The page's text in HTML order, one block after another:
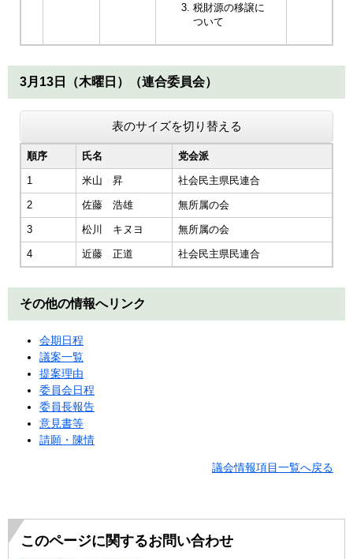
税財源の移譲に
ついて
3月13日（木曜日）（連合委員会）
表のサイズを切り替える
順序 氏名 党会派
1 米山 昇 社会民主県民連合
2 佐藤 浩雄 無所属の会
3 松川 キヌヨ 無所属の会
4 近藤 正道 社会民主県民連合
その他の情報へリンク
会期日程
議案一覧
提案理由
委員会日程
委員長報告
意見書等
請願・陳情
議会情報項目一覧へ戻る
このページに関するお問い合わせ